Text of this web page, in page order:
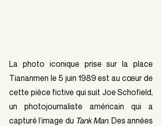
La photo iconique prise sur la place
Tiananmen le 5 juin 1989 est au cœur de
cette pièce fictive qui suit Joe Schofield,
un photojournaliste américain qui a
capturé l’image du Tank Man. Des années